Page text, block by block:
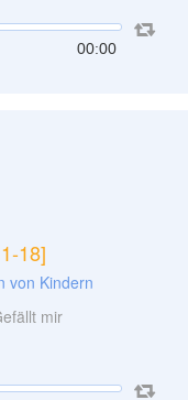
00:00
18]
von Kindern
mir